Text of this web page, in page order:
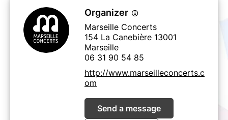
Organizer
Marseille Concerts
154 La Canebière 13001
Marseille
06 31 90 54 85
http://www.marseilleconcerts.c
om
Send a message